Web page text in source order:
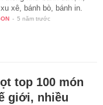
xu xê, bánh bò, bánh in.
- 5 năm trước
top 100 món
giới, nhiều